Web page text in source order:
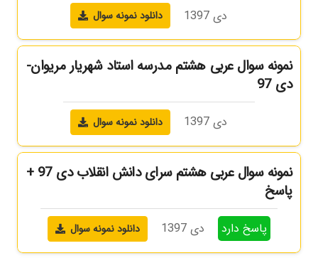
دی 1397 دانلود نمونه سوال
نمونه سوال عربی هشتم مدرسه استاد شهریار مریوان-
دی 97
دی 1397 دانلود نمونه سوال
نمونه سوال عربی هشتم سرای دانش انقلاب دی 97 +
پاسخ
پاسخ دارد دی 1397 دانلود نمونه سوال